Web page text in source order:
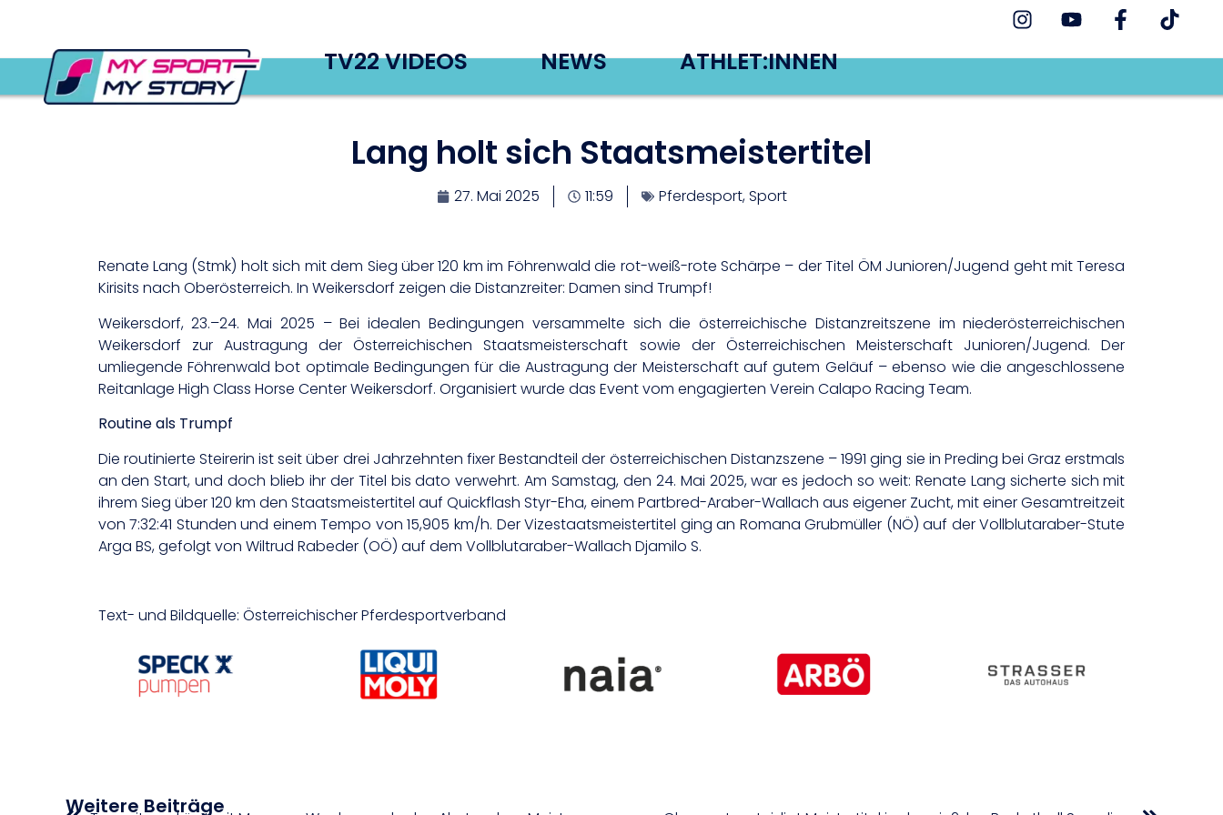
TV22 VIDEOS NEWS ATHLET:INNEN
Lang holt sich Staatsmeistertitel
27. Mai 2025 11:59 Pferdesport,Sport
Renate Lang (Stmk) holt sich mit dem Sieg über 120 km im Föhrenwald die rot-weiß-rote Schärpe – der Titel ÖM Junioren/Jugend geht mit Teresa
Kirisits nach Oberösterreich. In Weikersdorf zeigen die Distanzreiter: Damen sind Trumpf!
Weikersdorf, 23.–24. Mai 2025 – Bei idealen Bedingungen versammelte sich die österreichische Distanzreitszene im niederösterreichischen
Weikersdorf zur Austragung der Österreichischen Staatsmeisterschaft sowie der Österreichischen Meisterschaft Junioren/Jugend. Der
umliegende Föhrenwald bot optimale Bedingungen für die Austragung der Meisterschaft auf gutem Geläuf – ebenso wie die angeschlossene
Reitanlage High Class Horse Center Weikersdorf. Organisiert wurde das Event vom engagierten Verein Calapo Racing Team.
Routine als Trumpf
Die routinierte Steirerin ist seit über drei Jahrzehnten fixer Bestandteil der österreichischen Distanzszene – 1991 ging sie in Preding bei Graz erstmals
an den Start, und doch blieb ihr der Titel bis dato verwehrt. Am Samstag, den 24. Mai 2025, war es jedoch so weit: Renate Lang sicherte sich mit
ihrem Sieg über 120 km den Staatsmeistertitel auf Quickflash Styr-Eha, einem Partbred-Araber-Wallach aus eigener Zucht, mit einer Gesamtreitzeit
von 7:32:41 Stunden und einem Tempo von 15,905 km/h. Der Vizestaatsmeistertitel ging an Romana Grubmüller (NÖ) auf der Vollblutaraber-Stute
Arga BS, gefolgt von Wiltrud Rabeder (OÖ) auf dem Vollblutaraber-Wallach Djamilo S.
Text- und Bildquelle: Österreichischer Pferdesportverband
Weitere Beiträge